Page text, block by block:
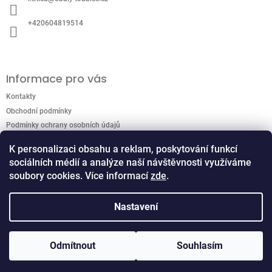
K personalizaci obsahu a reklam, poskytování funkcí
sociálních médií a analýze naší návštěvnosti využíváme
soubory cookies. Více informacízde.
Nastavení
Odmítnout Souhlasím
+420604819514
Informace pro vás
Kontakty
Obchodní podmínky
Podmínky ochrany osobních údajů
Přijímáme online platby
Vytvořil Shoptet Copyright 2026 Kartonáž TERMIL. Všechna práva
Upravit nastavení cookies